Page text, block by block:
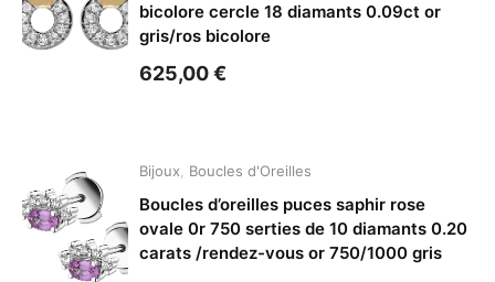
bicolore cercle 18 diamants 0.09ct or
gris/ros bicolore
625,00€
Bijoux Boucles d'Oreilles
Boucles d’oreilles puces saphir rose
ovale 0r 750 serties de 10 diamants 0.20
carats /rendez-vous or 750/1000 gris